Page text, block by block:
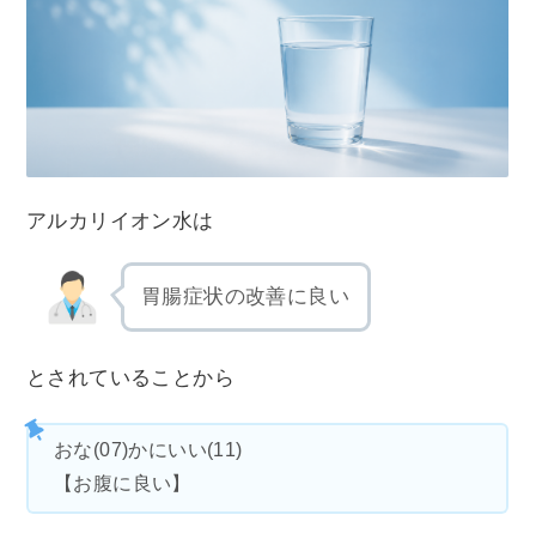
アルカリイオン水は
胃腸症状の改善に良い
とされていることから
おな(07)かにいい(11)
【お腹に良い】